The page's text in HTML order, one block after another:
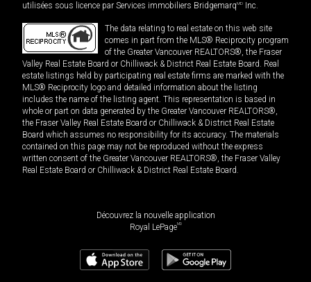
utilisées sous licence par Services immobiliers BridgemarqMD Inc.
The data relating to real estate on this web site
comes in part from the MLS® Reciprocity program
of the Greater Vancouver REALTORS®, the Fraser
Valley Real Estate Board or Chilliwack & District Real Estate Board. Real
estate listings held by participating real estate firms are marked with the
MLS® Reciprocity logo and detailed information about the listing
includes the name of the listing agent. This representation is based in
whole or part on data generated by the Greater Vancouver REALTORS®,
the Fraser Valley Real Estate Board or Chilliwack & District Real Estate
Board which assumes no responsibility for its accuracy. The materials
contained on this page may not be reproduced without the express
written consent of the Greater Vancouver REALTORS®, the Fraser Valley
Real Estate Board or Chilliwack & District Real Estate Board.
Découvrez la nouvelle application
Royal LePageMD